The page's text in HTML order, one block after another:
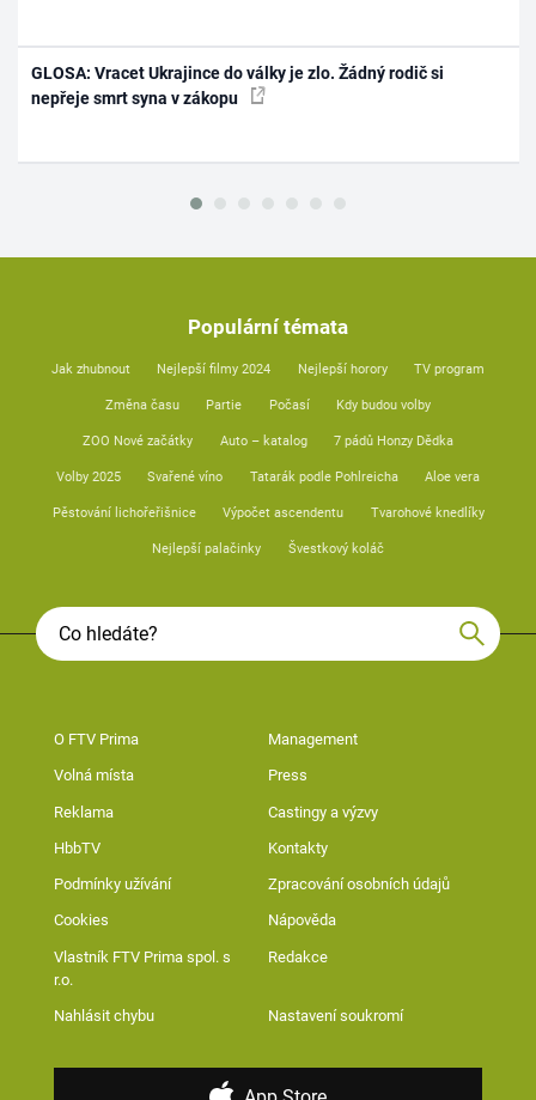
GLOSA: Vracet Ukrajince do války je zlo. Žádný rodič si
nepřeje smrt syna v zákopu
Populární témata
Jak zhubnout Nejlepší filmy 2024 Nejlepší horory TV program
Změna času Partie Počasí Kdy budou volby
ZOO Nové začátky Auto – katalog 7 pádů Honzy Dědka
Volby 2025 Svařené víno Tatarák podle Pohlreicha Aloe vera
Pěstování lichořeřišnice Výpočet ascendentu Tvarohové knedlíky
Nejlepší palačinky Švestkový koláč
O FTV Prima Management
Volná místa Press
Reklama Castingy a výzvy
HbbTV Kontakty
Podmínky užívání Zpracování osobních údajů
Cookies Nápověda
Vlastník FTV Prima spol. s
r.o.
Redakce
Nahlásit chybu Nastavení soukromí